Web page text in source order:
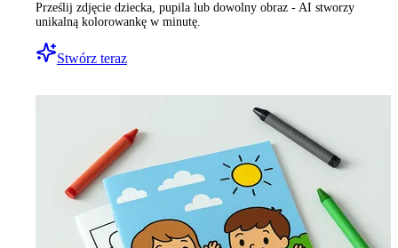
Prześlij zdjęcie dziecka, pupila lub dowolny obraz - AI stworzy
unikalną kolorowankę w minutę.
Stwórz teraz